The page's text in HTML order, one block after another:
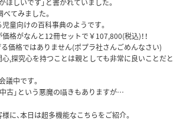
ほしいです」と書かれていました。
べてみました。
童向けの百科事典のようです。
格がなんと12冊セットで￥107,800(税込)！！
価格ではありません(ポプラ社さんごめんなさい)
,探究心を持つことは親としても非常に良いことだと
議中です。
古」という悪魔の囁きもありますが…
に、本日は超多機能なこちらをご紹介。